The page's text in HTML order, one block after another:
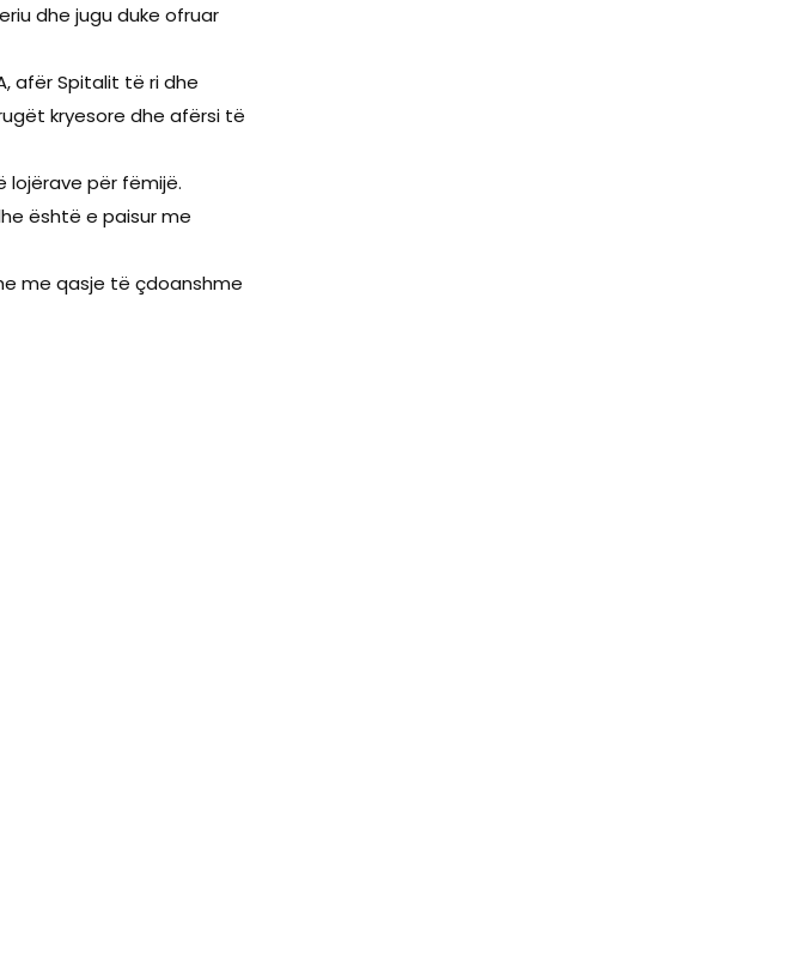
dhe jugu duke ofruar
afër Spitalit të ri dhe
kryesore dhe afërsi të
lojërave për fëmijë.
është e paisur me
me qasje të çdoanshme